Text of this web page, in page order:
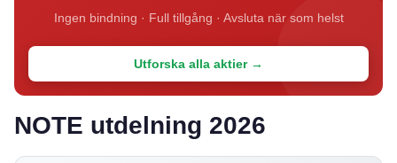
Ingen bindning · Full tillgång · Avsluta när som helst
Utforska alla aktier →
NOTE utdelning 2026